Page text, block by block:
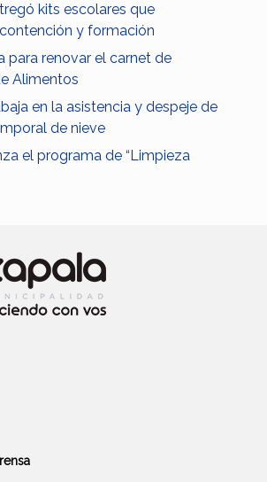
kits escolares que
y formación
para renovar el carnet de
Alimentos
en la asistencia y despeje de
de nieve
el programa de “Limpieza